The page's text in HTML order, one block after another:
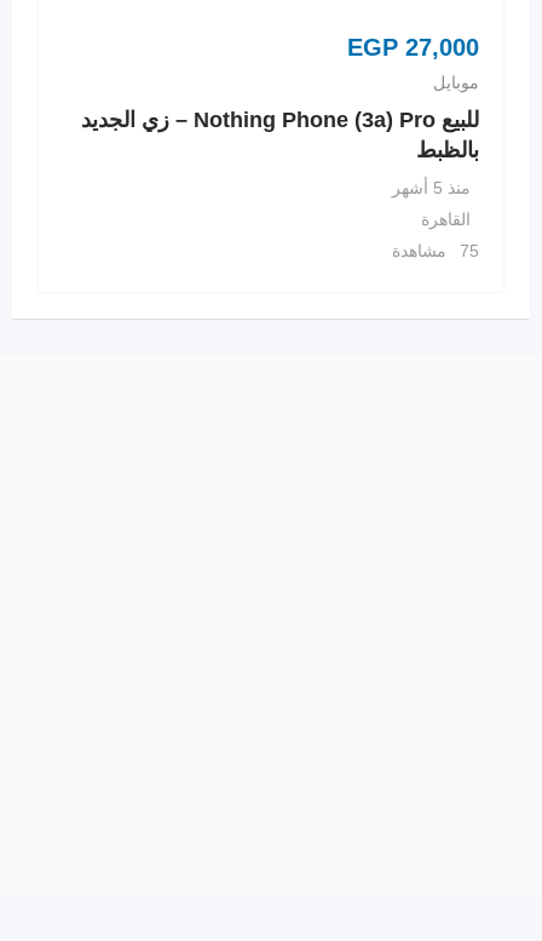
EGP 27,000
موبايل
للبيع Nothing Phone (3a) Pro – زي الجديد
بالظبط
منذ 5 أشهر
القاهرة
75 مشاهدة